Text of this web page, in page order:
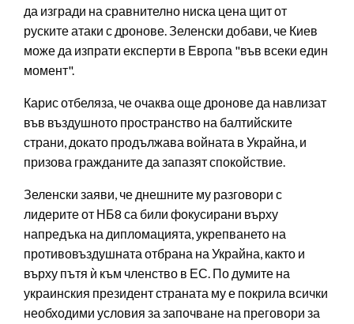
да изгради на сравнително ниска цена щит от
руските атаки с дронове. Зеленски добави, че Киев
може да изпрати експерти в Европа "във всеки един
момент".
Карис отбеляза, че очаква още дронове да навлизат
във въздушното пространство на балтийските
страни, докато продължава войната в Украйна, и
призова гражданите да запазят спокойствие.
Зеленски заяви, че днешните му разговори с
лидерите от НБ8 са били фокусирани върху
напредъка на дипломацията, укрепването на
противовъздушната отбрана на Украйна, както и
върху пътя ѝ към членство в ЕС. По думите на
украинския президент страната му е покрила всички
необходими условия за започване на преговори за